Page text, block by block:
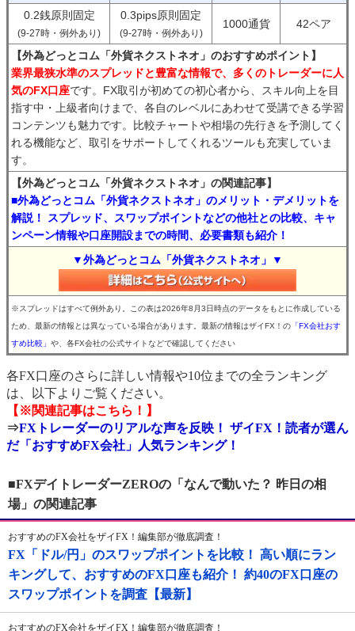
0.2銭原則固定
(9-27時・例外あり)
0.3pips原則固定
(9-27時・例外あり)
1000通貨 42ペア
【外為どっとコム「外貨ネクストネオ」のおすすめポイント】
業界最狭水準のスプレッドと豊富な情報で、多くのトレーダーに人
気のFX口座です。FX取引が初めての初心者から、スキル向上を目
指す中・上級者向けまで、各自のレベルにあわせて受講できる学習
コンテンツも魅力です。比較チャートや相場の先行きを予測してく
れる機能など、取引をサポートしてくれるツールも充実していま
す。
【外為どっとコム「外貨ネクストネオ」の関連記事】
■外為どっとコム「外貨ネクストネオ」のメリット・デメリットを
解説！ スプレッド、スワップポイントなどの他社との比較、キャ
ンペーン情報や口座開設までの時間、必要書類も紹介！
▼外為どっとコム「外貨ネクストネオ」▼
※スプレッドはすべて例外あり。この表は2026年8月3日時点のデータをもとに作成している
ため、最新の情報とは異なっている場合があります。最新の情報はザイFX！の 「FX会社おす
すめ比較」 や、各FX会社の公式サイトなどで確認してください
各FX口座のさらに詳しい情報や10位までの全ランキング
は、以下よりご覧ください。
【※関連記事はこちら！】
⇒FXトレーダーのリアルな声を反映！ ザイFX！読者が選ん
だ「おすすめFX会社」人気ランキング！
■FXデイトレーダーZEROの「なんで動いた？ 昨日の相
場」の関連記事
おすすめのFX会社をザイFX！編集部が徹底調査！
FX「ドル/円」のスワップポイントを比較！ 高い順にラン
キングして、おすすめのFX口座も紹介！ 約40のFX口座の
スワップポイントを調査【最新】
おすすめのFX会社をザイFX！編集部が徹底調査！